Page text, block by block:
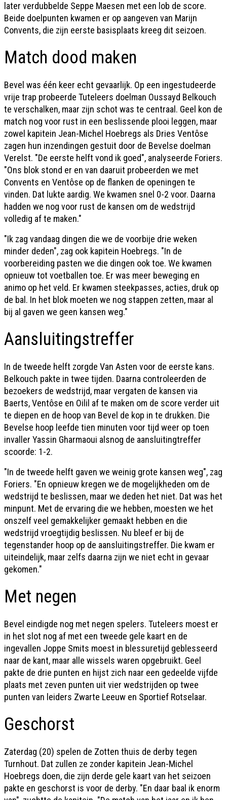
later verdubbelde Seppe Maesen met een lob de score.
Beide doelpunten kwamen er op aangeven van Marijn
Convents, die zijn eerste basisplaats kreeg dit seizoen.
Match dood maken
Bevel was één keer echt gevaarlijk. Op een ingestudeerde
vrije trap probeerde Tuteleers doelman Oussayd Belkouch
te verschalken, maar zijn schot was te centraal. Geel kon de
match nog voor rust in een beslissende plooi leggen, maar
zowel kapitein Jean-Michel Hoebregs als Dries Ventôse
zagen hun inzendingen gestuit door de Bevelse doelman
Verelst. "De eerste helft vond ik goed", analyseerde Foriers.
"Ons blok stond er en van daaruit probeerden we met
Convents en Ventôse op de flanken de openingen te
vinden. Dat lukte aardig. We kwamen snel 0-2 voor. Daarna
hadden we nog voor rust de kansen om de wedstrijd
volledig af te maken."
"Ik zag vandaag dingen die we de voorbije drie weken
minder deden", zag ook kapitein Hoebregs. "In de
voorbereiding pasten we die dingen ook toe. We kwamen
opnieuw tot voetballen toe. Er was meer beweging en
animo op het veld. Er kwamen steekpasses, acties, druk op
de bal. In het blok moeten we nog stappen zetten, maar al
bij al gaven we geen kansen weg."
Aansluitingstreffer
In de tweede helft zorgde Van Asten voor de eerste kans.
Belkouch pakte in twee tijden. Daarna controleerden de
bezoekers de wedstrijd, maar vergaten de kansen via
Baerts, Ventôse en Oilil af te maken om de score verder uit
te diepen en de hoop van Bevel de kop in te drukken. Die
Bevelse hoop leefde tien minuten voor tijd weer op toen
invaller Yassin Gharmaoui alsnog de aansluitingtreffer
scoorde: 1-2.
"In de tweede helft gaven we weinig grote kansen weg", zag
Foriers. "En opnieuw kregen we de mogelijkheden om de
wedstrijd te beslissen, maar we deden het niet. Dat was het
minpunt. Met de ervaring die we hebben, moesten we het
onszelf veel gemakkelijker gemaakt hebben en die
wedstrijd vroegtijdig beslissen. Nu bleef er bij de
tegenstander hoop op de aansluitingstreffer. Die kwam er
uiteindelijk, maar zelfs daarna zijn we niet echt in gevaar
gekomen."
Met negen
Bevel eindigde nog met negen spelers. Tuteleers moest er
in het slot nog af met een tweede gele kaart en de
ingevallen Joppe Smits moest in blessuretijd geblesseerd
naar de kant, maar alle wissels waren opgebruikt. Geel
pakte de drie punten en hijst zich naar een gedeelde vijfde
plaats met zeven punten uit vier wedstrijden op twee
punten van leiders Zwarte Leeuw en Sportief Rotselaar.
Geschorst
Zaterdag (20) spelen de Zotten thuis de derby tegen
Turnhout. Dat zullen ze zonder kapitein Jean-Michel
Hoebregs doen, die zijn derde gele kaart van het seizoen
pakte en geschorst is voor de derby. "En daar baal ik enorm